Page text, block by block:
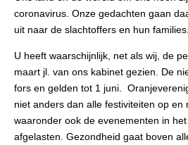
coronavirus. Onze gedachten gaan
uit naar de slachtoffers en hun families.
U heeft waarschijnlijk, net als wij, de
maart jl. van ons kabinet gezien. De
fors en gelden tot 1 juni.
niet anders dan alle festiviteiten op en
waaronder ook de evenementen in
afgelasten. Gezondheid gaat boven